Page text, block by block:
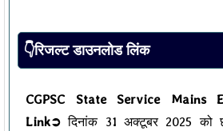
👇रिजल्ट डाउनलोड लिंक
CGPSC State Service Mains
Link➲ दिनांक 31 अक्टूबर 2025 को